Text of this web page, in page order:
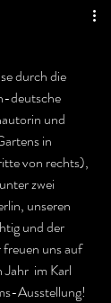
durch die
deutsche
und
in
von rechts),
zwei
unseren
und der
uns auf
im Karl
Ausstellung!